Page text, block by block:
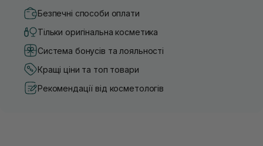
Безпечні способи оплати
Тільки оригінальна косметика
Система бонусів та лояльності
Кращі ціни та топ товари
Рекомендації від косметологів